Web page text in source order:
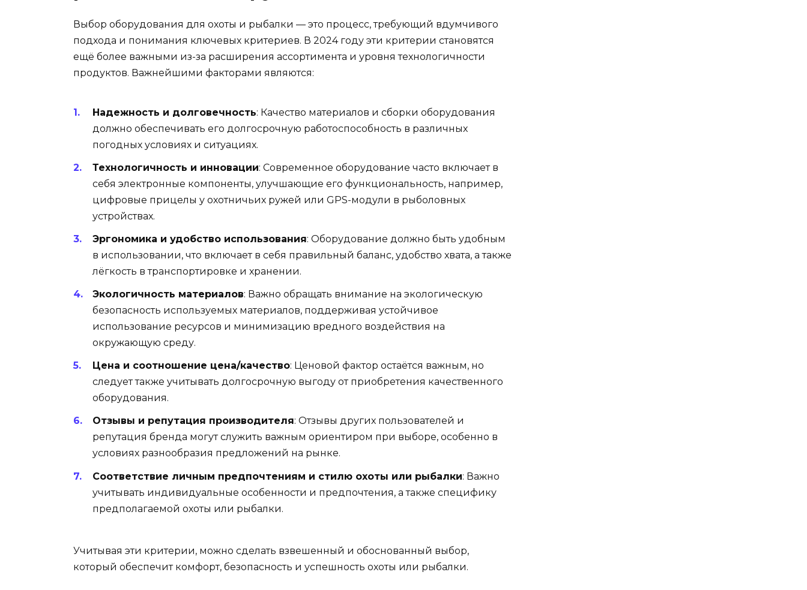
Выбор оборудования для охоты и рыбалки — это процесс, требующий вдумчивого
подхода и понимания ключевых критериев. В 2024 году эти критерии становятся
ещё более важными из-за расширения ассортимента и уровня технологичности
продуктов. Важнейшими факторами являются:
Надежность и долговечность: Качество материалов и сборки оборудования
должно обеспечивать его долгосрочную работоспособность в различных
погодных условиях и ситуациях.
Технологичность и инновации: Современное оборудование часто включает в
себя электронные компоненты, улучшающие его функциональность, например,
цифровые прицелы у охотничьих ружей или GPS-модули в рыболовных
устройствах.
Эргономика и удобство использования: Оборудование должно быть удобным
в использовании, что включает в себя правильный баланс, удобство хвата, а также
лёгкость в транспортировке и хранении.
Экологичность материалов: Важно обращать внимание на экологическую
безопасность используемых материалов, поддерживая устойчивое
использование ресурсов и минимизацию вредного воздействия на
окружающую среду.
Цена и соотношение цена/качество: Ценовой фактор остаётся важным, но
следует также учитывать долгосрочную выгоду от приобретения качественного
оборудования.
Отзывы и репутация производителя: Отзывы других пользователей и
репутация бренда могут служить важным ориентиром при выборе, особенно в
условиях разнообразия предложений на рынке.
Соответствие личным предпочтениям и стилю охоты или рыбалки: Важно
учитывать индивидуальные особенности и предпочтения, а также специфику
предполагаемой охоты или рыбалки.
Учитывая эти критерии, можно сделать взвешенный и обоснованный выбор,
который обеспечит комфорт, безопасность и успешность охоты или рыбалки.